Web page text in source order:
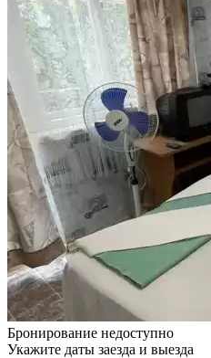
Бронирование недоступно
Укажите даты заезда и выезда